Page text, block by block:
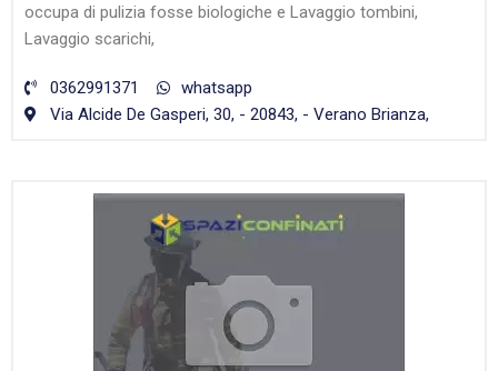
occupa di pulizia fosse biologiche e Lavaggio tombini,
Lavaggio scarichi,
0362991371
whatsapp
Via Alcide De Gasperi, 30, - 20843, - Verano Brianza,